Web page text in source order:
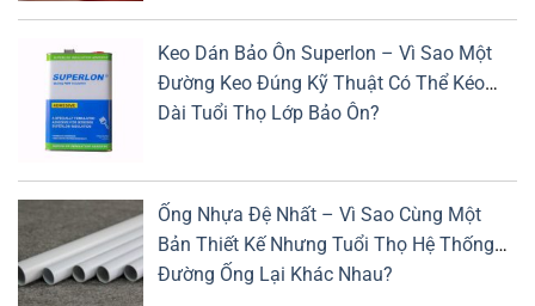
Keo Dán Bảo Ôn Superlon – Vì Sao Một
Đường Keo Đúng Kỹ Thuật Có Thể Kéo
Dài Tuổi Thọ Lớp Bảo Ôn?
Ống Nhựa Đệ Nhất – Vì Sao Cùng Một
Bản Thiết Kế Nhưng Tuổi Thọ Hệ Thống
Đường Ống Lại Khác Nhau?